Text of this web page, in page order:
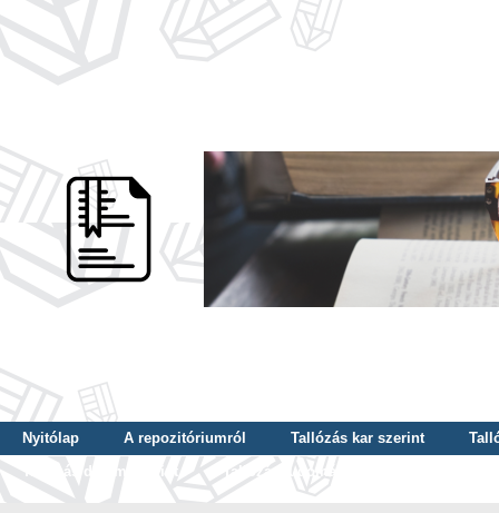
Nyitólap A repozitóriumról Tallózás kar szerint
Tallózás dátum szerint
Tallózás tudományterület szerint